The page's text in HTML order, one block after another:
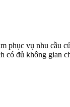
phục vụ nhu cầu
có đủ không gian